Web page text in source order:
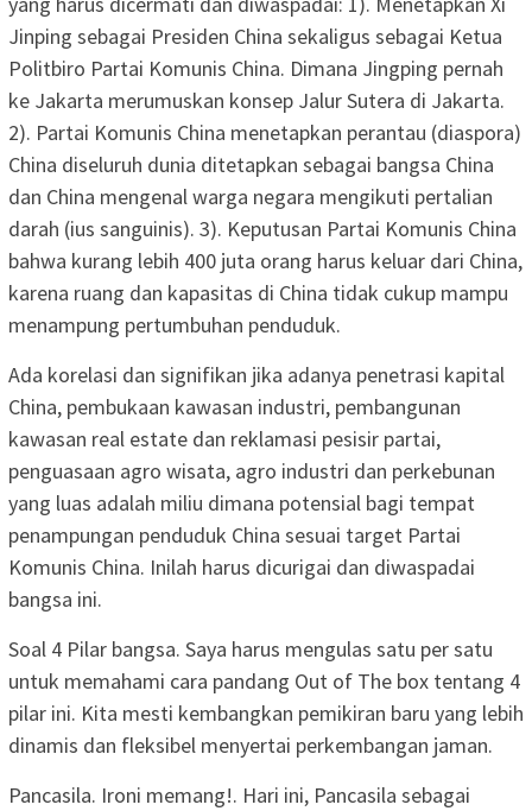
Jinping sebagai Presiden China sekaligus sebagai Ketua
Politbiro Partai Komunis China. Dimana Jingping pernah
ke Jakarta merumuskan konsep Jalur Sutera di Jakarta.
2). Partai Komunis China menetapkan perantau (diaspora)
China diseluruh dunia ditetapkan sebagai bangsa China
dan China mengenal warga negara mengikuti pertalian
darah (ius sanguinis). 3). Keputusan Partai Komunis China
bahwa kurang lebih 400 juta orang harus keluar dari China,
karena ruang dan kapasitas di China tidak cukup mampu
menampung pertumbuhan penduduk.
Ada korelasi dan signifikan jika adanya penetrasi kapital
China, pembukaan kawasan industri, pembangunan
kawasan real estate dan reklamasi pesisir partai,
penguasaan agro wisata, agro industri dan perkebunan
yang luas adalah miliu dimana potensial bagi tempat
penampungan penduduk China sesuai target Partai
Komunis China. Inilah harus dicurigai dan diwaspadai
bangsa ini.
Soal 4 Pilar bangsa. Saya harus mengulas satu per satu
untuk memahami cara pandang Out of The box tentang 4
pilar ini. Kita mesti kembangkan pemikiran baru yang lebih
dinamis dan fleksibel menyertai perkembangan jaman.
Pancasila. Ironi memang!. Hari ini, Pancasila sebagai